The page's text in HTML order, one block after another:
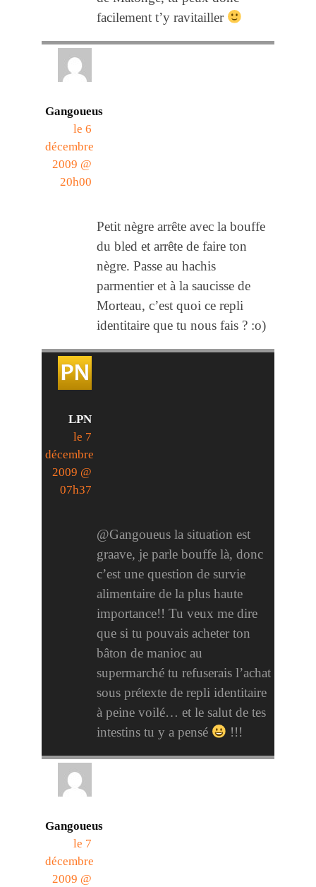
facilement t’y ravitailler
Gangoueus
le 6
décembre
2009 @
20h00
Petit nègre arrête avec la bouffe
du bled et arrête de faire ton
nègre. Passe au hachis
parmentier et à la saucisse de
Morteau, c’est quoi ce repli
identitaire que tu nous fais ? :o)
LPN
le 7
décembre
2009 @
07h37
@Gangoueus la situation est
graave, je parle bouffe là, donc
c’est une question de survie
alimentaire de la plus haute
importance!! Tu veux me dire
que si tu pouvais acheter ton
bâton de manioc au
supermarché tu refuserais l’achat
sous prétexte de repli identitaire
à peine voilé… et le salut de tes
intestins tu y a pensé
!!!
Gangoueus
le 7
décembre
2009 @